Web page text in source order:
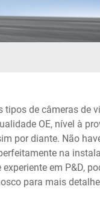
de câmeras de
OE, nível à
por diante. Não
na
em P&D,
para mais